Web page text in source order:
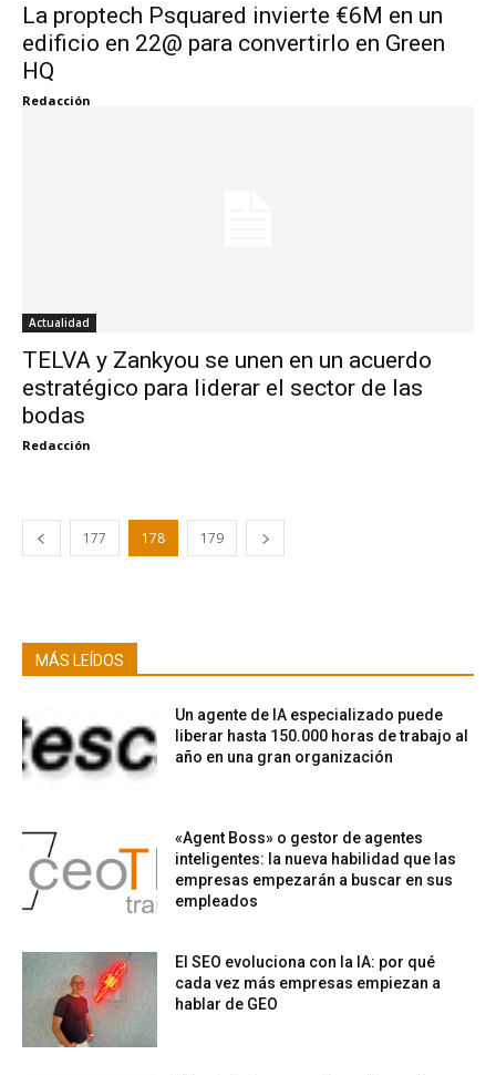
La proptech Psquared invierte €6M en un
edificio en 22@ para convertirlo en Green
HQ
Redacción
Actualidad
TELVA y Zankyou se unen en un acuerdo
estratégico para liderar el sector de las
bodas
Redacción
177 178 179
MÁS LEÍDOS
Un agente de IA especializado puede
liberar hasta 150.000 horas de trabajo al
año en una gran organización
«Agent Boss» o gestor de agentes
inteligentes: la nueva habilidad que las
empresas empezarán a buscar en sus
empleados
El SEO evoluciona con la IA: por qué
cada vez más empresas empiezan a
hablar de GEO